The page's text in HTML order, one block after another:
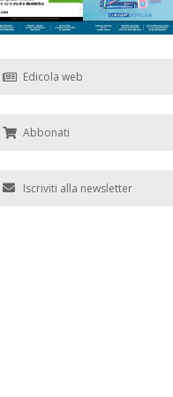
Edicola web
Abbonati
Iscriviti alla newsletter